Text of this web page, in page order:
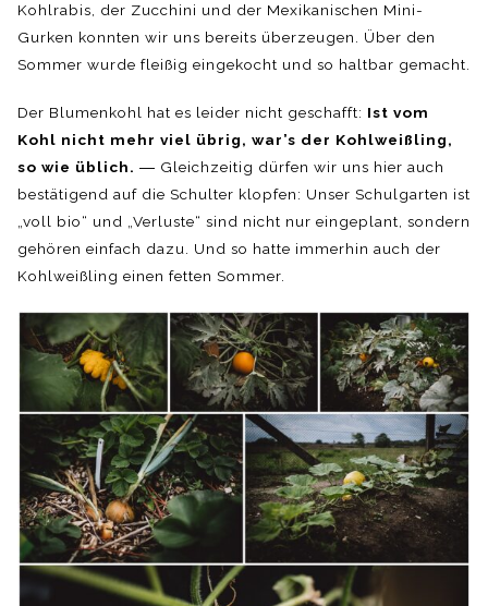
Kohlrabis, der Zucchini und der Mexikanischen Mini-
Gurken konnten wir uns bereits überzeugen. Über den
Sommer wurde fleißig eingekocht und so haltbar gemacht.
Der Blumenkohl hat es leider nicht geschafft: Ist vom
Kohl nicht mehr viel übrig, war’s der Kohlweißling,
so wie üblich. ― Gleichzeitig dürfen wir uns hier auch
bestätigend auf die Schulter klopfen: Unser Schulgarten ist
„voll bio“ und „Verluste“ sind nicht nur eingeplant, sondern
gehören einfach dazu. Und so hatte immerhin auch der
Kohlweißling einen fetten Sommer.